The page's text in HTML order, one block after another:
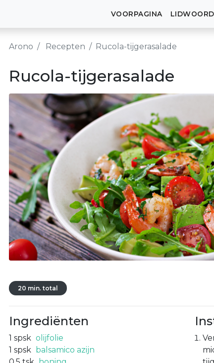
VOORPAGINA LIDWOORD
Arono Recepten Rucola-tijgerasalade
Rucola-tijgerasalade
20 min. total
Ingrediënten
1 spsk olijfolie
1 spsk balsamico azijn